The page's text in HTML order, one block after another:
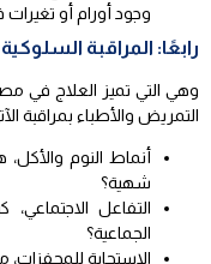
وجود أورام أو تغيرات
رابعًا: المراقبة
وهي التي تميز العلاج في
التمريض والأطباء بمراقبة
أنماط النوم
شهية؟
التفاعل
الجماعية؟
الاستجابة للمحفزات،